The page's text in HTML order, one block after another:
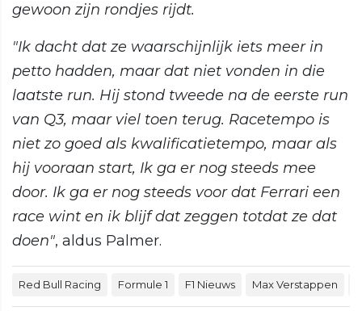
gewoon zijn rondjes rijdt.
"Ik dacht dat ze waarschijnlijk iets meer in
petto hadden, maar dat niet vonden in die
laatste run. Hij stond tweede na de eerste run
van Q3, maar viel toen terug. Racetempo is
niet zo goed als kwalificatietempo, maar als
hij vooraan start, Ik ga er nog steeds mee
door. Ik ga er nog steeds voor dat Ferrari een
race wint en ik blijf dat zeggen totdat ze dat
doen", aldus Palmer.
Red Bull Racing Formule 1 F1 Nieuws Max Verstappen